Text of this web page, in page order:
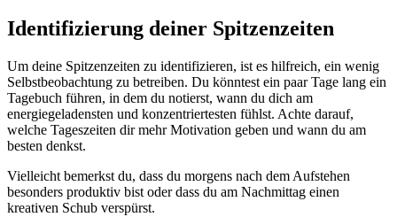
Identifizierung deiner Spitzenzeiten
Um deine Spitzenzeiten zu identifizieren, ist es hilfreich, ein wenig
Selbstbeobachtung zu betreiben. Du könntest ein paar Tage lang ein
Tagebuch führen, in dem du notierst, wann du dich am
energiegeladensten und konzentriertesten fühlst. Achte darauf,
welche Tageszeiten dir mehr Motivation geben und wann du am
besten denkst.
Vielleicht bemerkst du, dass du morgens nach dem Aufstehen
besonders produktiv bist oder dass du am Nachmittag einen
kreativen Schub verspürst.